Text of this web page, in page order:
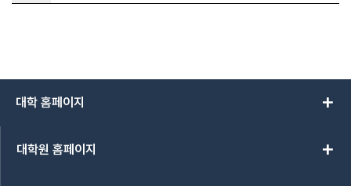
대학 홈페이지 add
대학원 홈페이지 add